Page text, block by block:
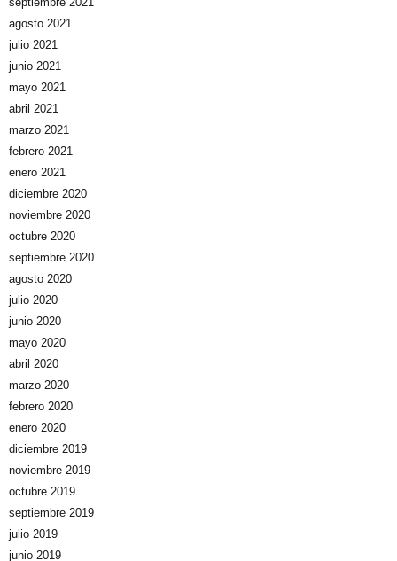
agosto 2021
julio 2021
junio 2021
mayo 2021
abril 2021
marzo 2021
febrero 2021
enero 2021
diciembre 2020
noviembre 2020
octubre 2020
septiembre 2020
agosto 2020
julio 2020
junio 2020
mayo 2020
abril 2020
marzo 2020
febrero 2020
enero 2020
diciembre 2019
noviembre 2019
octubre 2019
septiembre 2019
julio 2019
junio 2019